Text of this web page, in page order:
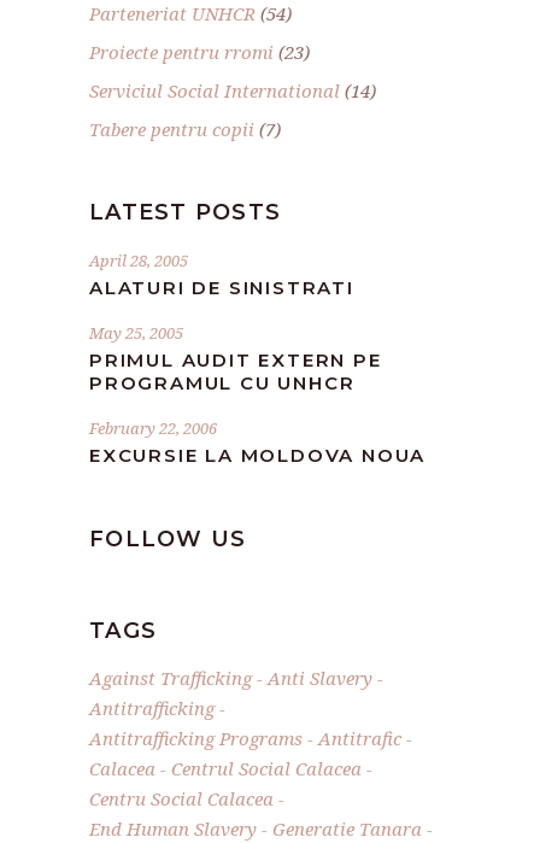
Parteneriat UNHCR (54)
Proiecte pentru rromi (23)
Serviciul Social International (14)
Tabere pentru copii (7)
LATEST POSTS
April 28, 2005
ALATURI DE SINISTRATI
May 25, 2005
PRIMUL AUDIT EXTERN PE
PROGRAMUL CU UNHCR
February 22, 2006
EXCURSIE LA MOLDOVA NOUA
FOLLOW US
TAGS
Against Trafficking
Anti Slavery
Antitrafficking
Antitrafficking Programs
Antitrafic
Calacea
Centrul Social Calacea
Centru Social Calacea
End Human Slavery
Generatie Tanara